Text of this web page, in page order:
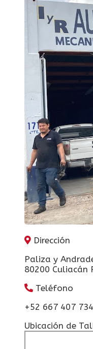
Dirección
Paliza y
80200 Culiacán
Teléfono
+52 667 407
Ubicación de